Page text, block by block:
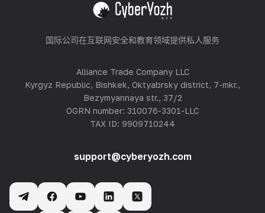
查看全部
国际公司在互联网安全和教育领域提供私人服务
Alliance Trade Company LLC
Kyrgyz Republic, Bishkek, Oktyabrsky district, 7-mkr.,
Bezymyannaya str., 37/2
OGRN number: 310076-3301-LLC
TAX ID: 9909710244
support@cyberyozh.com